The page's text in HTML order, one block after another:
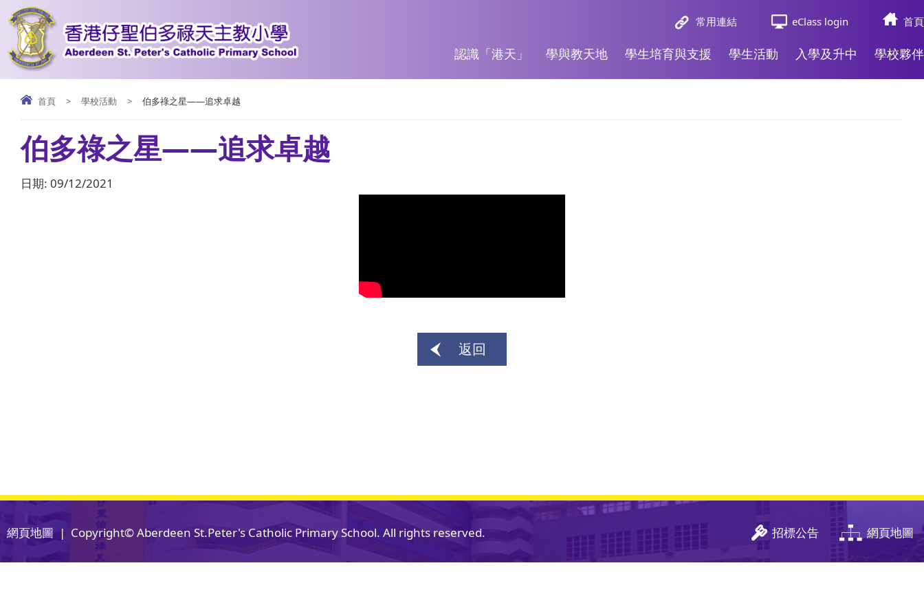
常用連結 eClass login 首頁
認識「港天」 學與教天地 學生培育與支援 學生活動 入學及升中 學校夥伴
首頁 > 學校活動 > 伯多祿之星——追求卓越
伯多祿之星——追求卓越
日期: 09/12/2021
返回
招標公告 網頁地圖
網頁地圖 | Copyright© Aberdeen St.Peter's Catholic Primary School. All rights reserved.